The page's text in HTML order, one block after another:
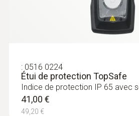
: 0516 0224
Étui de protection TopSafe
Indice de protection IP 65 avec
41,00 €
49,20 €